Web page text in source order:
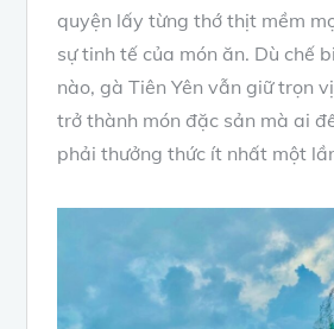
quyện lấy từng thớ thịt mềm
sự tinh tế của món ăn. Dù chế
nào, gà Tiên Yên vẫn giữ trọn
trở thành món đặc sản mà ai
phải thưởng thức ít nhất một